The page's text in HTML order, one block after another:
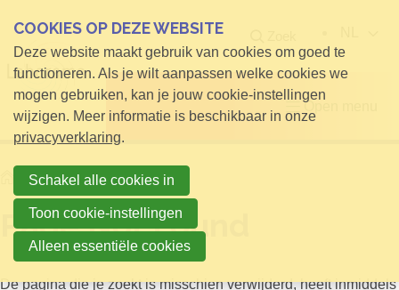
Open menu
HomePage Not Found
Page Not Found
De pagina die je zoekt is misschien verwijderd, heeft inmiddels
COOKIES OP DEZE WEBSITE
Deze website maakt gebruik van cookies om goed te
functioneren. Als je wilt aanpassen welke cookies we
mogen gebruiken, kan je jouw cookie-instellingen
wijzigen. Meer informatie is beschikbaar in onze
privacyverklaring.
Schakel alle cookies in
Toon cookie-instellingen
Alleen essentiële cookies